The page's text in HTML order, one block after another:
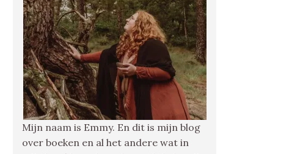
Mijn naam is Emmy. En dit is mijn blog
over boeken en al het andere wat in